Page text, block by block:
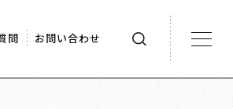
問 お問い合わせ